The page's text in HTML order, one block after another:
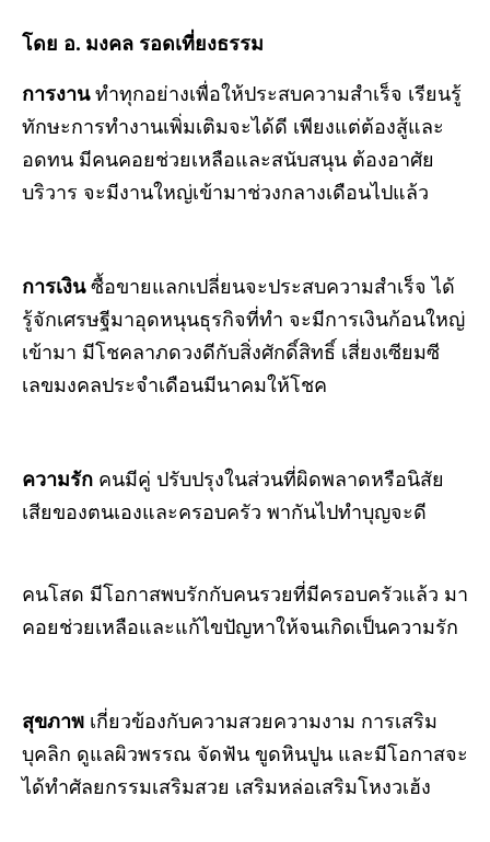
โดย อ. มงคล รอดเที่ยงธรรม
การงานทำทุกอย่างเพื่อให้ประสบความสำเร็จ เรียนรู้
ทักษะการทำงานเพิ่มเติมจะได้ดี เพียงแต่ต้องสู้และ
อดทน มีคนคอยช่วยเหลือและสนับสนุน ต้องอาศัย
บริวาร จะมีงานใหญ่เข้ามาช่วงกลางเดือนไปแล้ว
การเงินซื้อขายแลกเปลี่ยนจะประสบความสำเร็จ ได้
รู้จักเศรษฐีมาอุดหนุนธุรกิจที่ทำ จะมีการเงินก้อนใหญ่
เข้ามา มีโชคลาภดวงดีกับสิ่งศักดิ์สิทธิ์ เสี่ยงเซียมซี
เลขมงคลประจำเดือนมีนาคมให้โชค
ความรัก คนมีคู่ ปรับปรุงในส่วนที่ผิดพลาดหรือนิสัย
เสียของตนเองและครอบครัว พากันไปทำบุญจะดี
คนโสด มีโอกาสพบรักกับคนรวยที่มีครอบครัวแล้ว มา
คอยช่วยเหลือและแก้ไขปัญหาให้จนเกิดเป็นความรัก
สุขภาพ เกี่ยวข้องกับความสวยความงาม การเสริม
บุคลิก ดูแลผิวพรรณ จัดฟัน ขูดหินปูน และมีโอกาสจะ
ได้ทำศัลยกรรมเสริมสวย เสริมหล่อเสริมโหงวเฮ้ง